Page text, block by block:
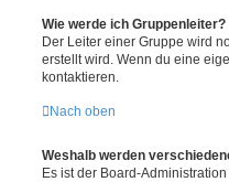
Wie werde ich Gruppenleiter?
Der Leiter einer Gruppe wird
erstellt wird. Wenn du eine
kontaktieren.
Nach oben
Weshalb werden
Es ist der Board-